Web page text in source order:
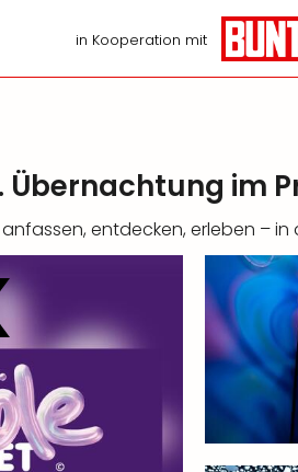
in Kooperation mit
Übernachtung im
entdecken, erleben – in